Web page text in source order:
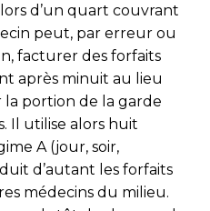
d’un quart couvrant
peut, par erreur ou
facturer des forfaits
après minuit au lieu
portion de la garde
Il utilise alors huit
A (jour, soir,
d’autant les forfaits
médecins du milieu.